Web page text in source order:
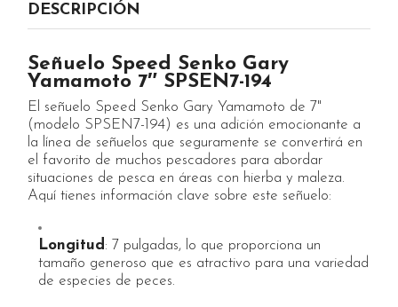
DESCRIPCIÓN
Señuelo Speed ​​Senko Gary
Yamamoto 7″ SPSEN7-194
El señuelo Speed Senko Gary Yamamoto de 7"
(modelo SPSEN7-194) es una adición emocionante a
la línea de señuelos que seguramente se convertirá en
el favorito de muchos pescadores para abordar
situaciones de pesca en áreas con hierba y maleza.
Aquí tienes información clave sobre este señuelo:
Longitud : 7 pulgadas, lo que proporciona un
tamaño generoso que es atractivo para una variedad
de especies de peces.